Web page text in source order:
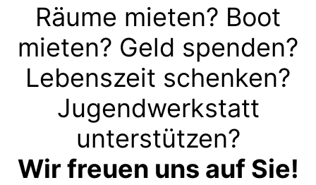
Räume mieten? Boot
mieten? Geld spenden?
Lebenszeit schenken?
Jugendwerkstatt
unterstützen?
Wir freuen uns auf Sie!